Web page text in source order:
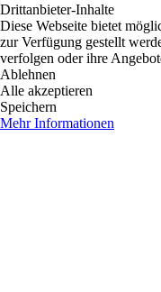
Drittanbieter-Inhalte
Diese Webseite bietet
zur Verfügung gestellt
verfolgen oder ihre
Ablehnen
Alle akzeptieren
Speichern
Mehr Informationen